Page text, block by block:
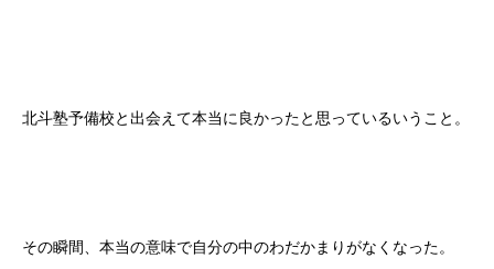
北斗塾予備校と出会えて本当に良かったと思っているいうこと。
その瞬間、本当の意味で自分の中のわだかまりがなくなった。